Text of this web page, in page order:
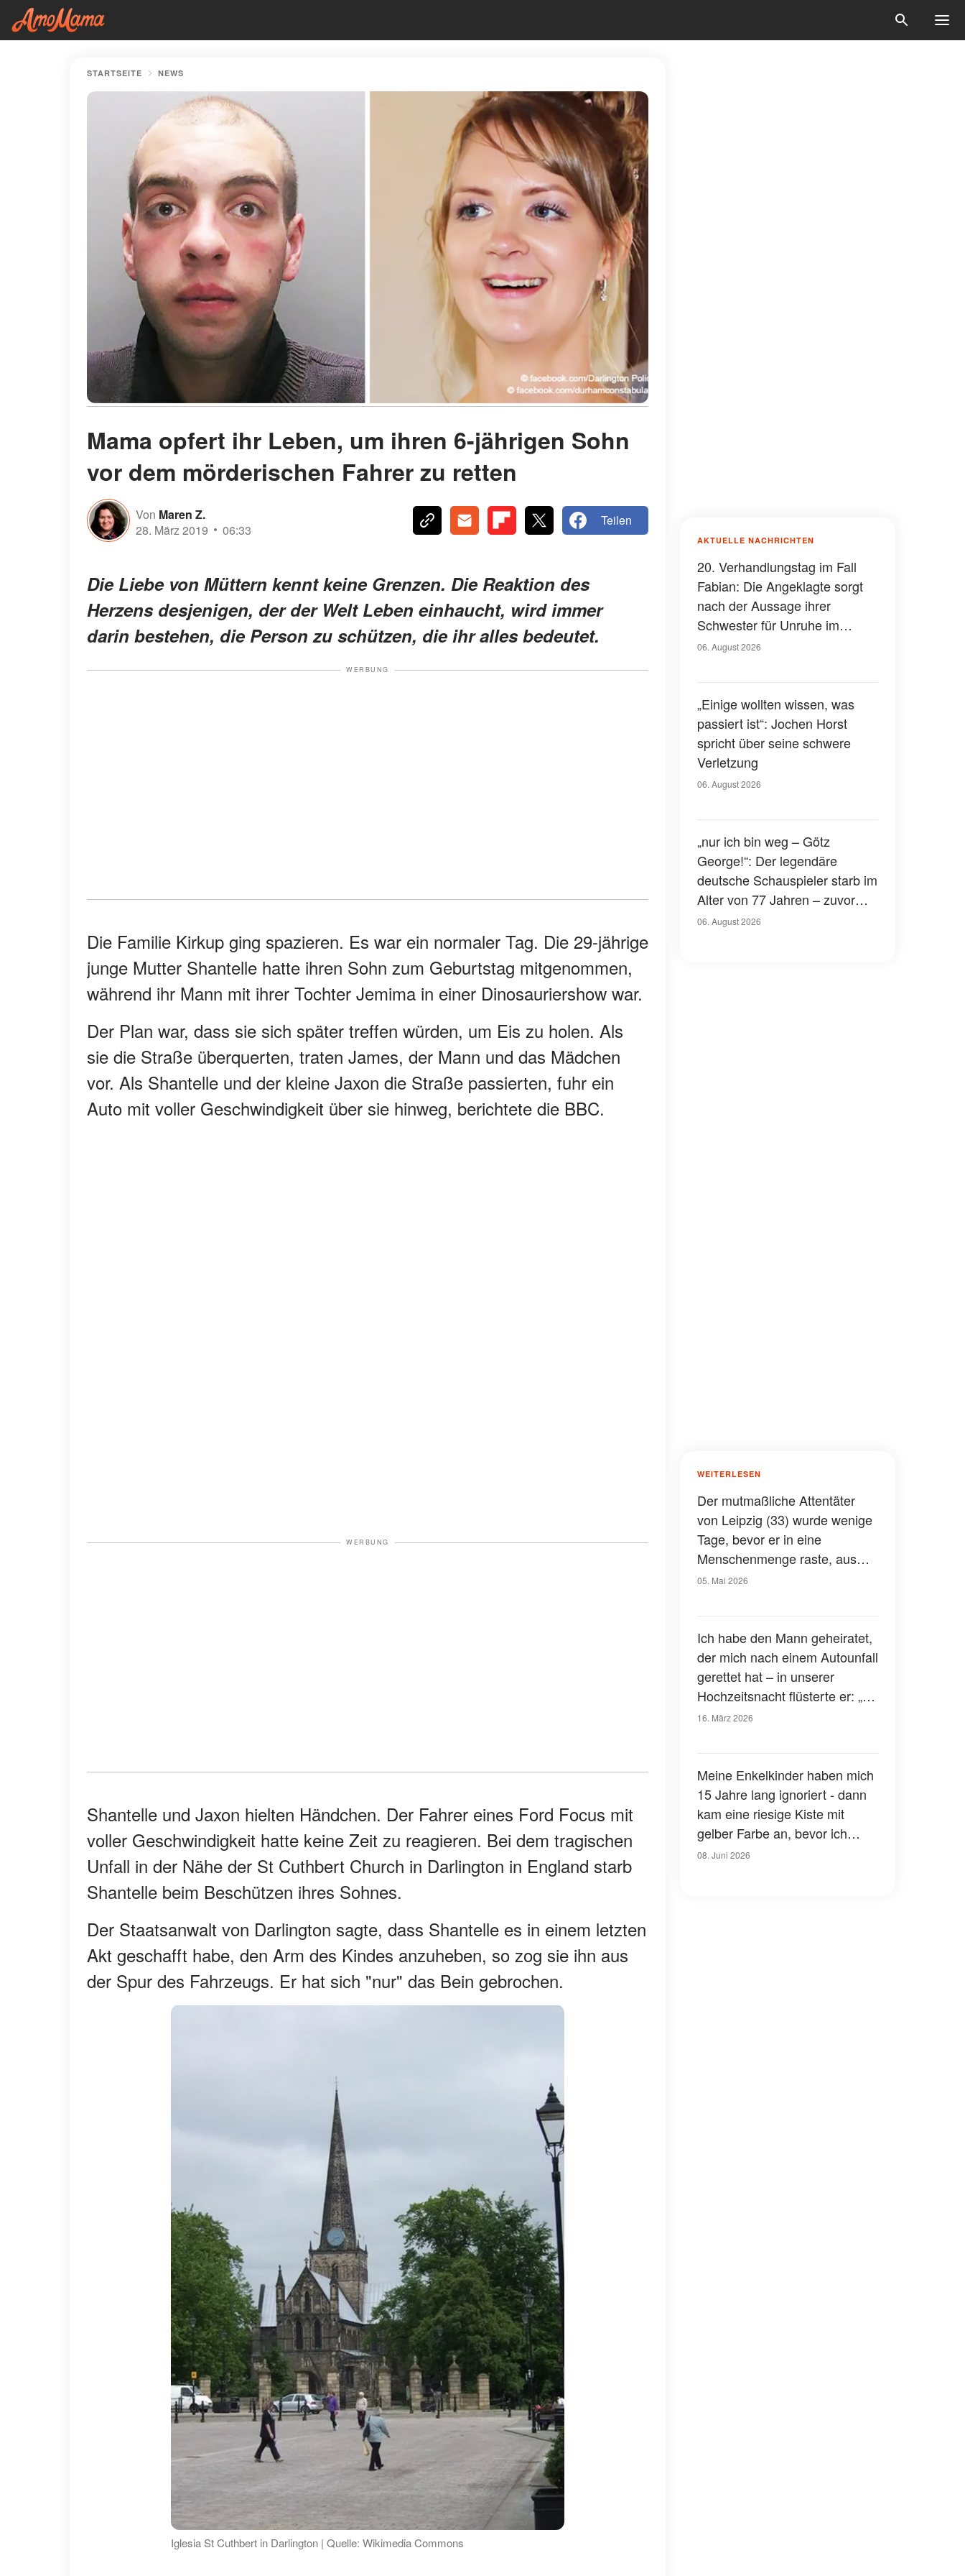
STARTSEITE NEWS
Mama opfert ihr Leben, um ihren 6-jährigen Sohn
vor dem mörderischen Fahrer zu retten
Von Maren Z.
28. März 2019
06:33
Teilen
Die Liebe von Müttern kennt keine Grenzen. Die Reaktion des
Herzens desjenigen, der der Welt Leben einhaucht, wird immer
darin bestehen, die Person zu schützen, die ihr alles bedeutet.
WERBUNG
Die Familie Kirkup ging spazieren. Es war ein normaler Tag. Die 29-jährige
junge Mutter Shantelle hatte ihren Sohn zum Geburtstag mitgenommen,
während ihr Mann mit ihrer Tochter Jemima in einer Dinosauriershow war.
Der Plan war, dass sie sich später treffen würden, um Eis zu holen. Als
sie die Straße überquerten, traten James, der Mann und das Mädchen
vor. Als Shantelle und der kleine Jaxon die Straße passierten, fuhr ein
Auto mit voller Geschwindigkeit über sie hinweg, berichtete die BBC.
WERBUNG
Shantelle und Jaxon hielten Händchen. Der Fahrer eines Ford Focus mit
voller Geschwindigkeit hatte keine Zeit zu reagieren. Bei dem tragischen
Unfall in der Nähe der St Cuthbert Church in Darlington in England starb
Shantelle beim Beschützen ihres Sohnes.
Der Staatsanwalt von Darlington sagte, dass Shantelle es in einem letzten
Akt geschafft habe, den Arm des Kindes anzuheben, so zog sie ihn aus
der Spur des Fahrzeugs. Er hat sich "nur" das Bein gebrochen.
Iglesia St Cuthbert in Darlington | Quelle: Wikimedia Commons
AKTUELLE NACHRICHTEN
20. Verhandlungstag im Fall
Fabian: Die Angeklagte sorgt
nach der Aussage ihrer
Schwester für Unruhe im
Gerichtssaal – was ist
06. August 2026
„Einige wollten wissen, was
passiert ist“: Jochen Horst
spricht über seine schwere
Verletzung
06. August 2026
„nur ich bin weg – Götz
George!“: Der legendäre
deutsche Schauspieler starb im
Alter von 77 Jahren – zuvor
hatte er über seinen eigenen
06. August 2026
WEITERLESEN
Der mutmaßliche Attentäter
von Leipzig (33) wurde wenige
Tage, bevor er in eine
Menschenmenge raste, aus
psychiatrischer Behandlung
05. Mai 2026
Ich habe den Mann geheiratet,
der mich nach einem Autounfall
gerettet hat – in unserer
Hochzeitsnacht flüsterte er: „Es
ist Zeit, dass du die Wahrheit
16. März 2026
Meine Enkelkinder haben mich
15 Jahre lang ignoriert - dann
kam eine riesige Kiste mit
gelber Farbe an, bevor ich
mein Testament verkündete
08. Juni 2026